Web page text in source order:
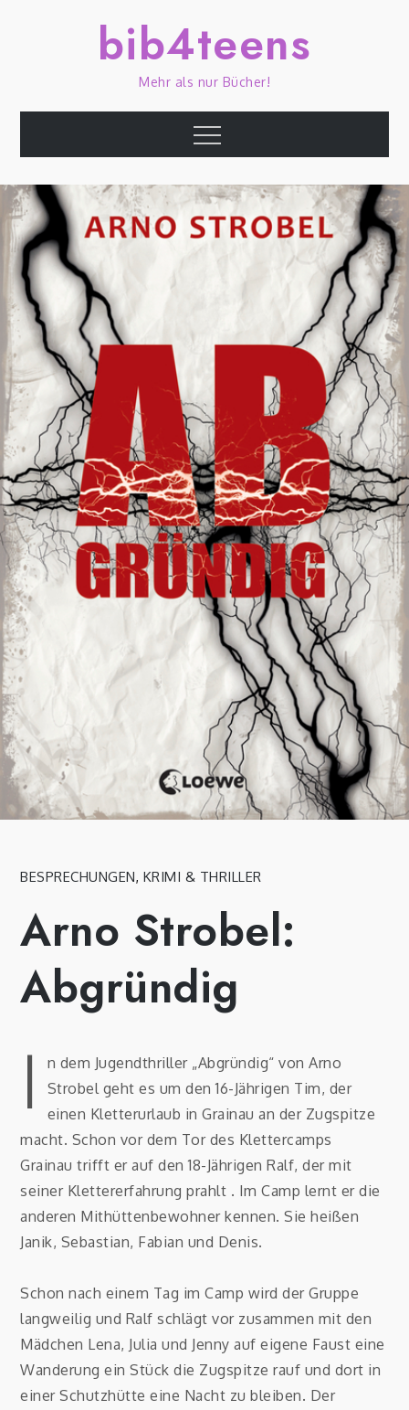
bib4teens
Mehr als nur Bücher!
Menu
BESPRECHUNGEN, KRIMI & THRILLER
Arno Strobel:
Abgründig
I
n dem Jugendthriller „Abgründig“ von Arno
Strobel geht es um den 16-Jährigen Tim, der
einen Kletterurlaub in Grainau an der Zugspitze
macht. Schon vor dem Tor des Klettercamps
Grainau trifft er auf den 18-Jährigen Ralf, der mit
seiner Klettererfahrung prahlt . Im Camp lernt er die
anderen Mithüttenbewohner kennen. Sie heißen
Janik, Sebastian, Fabian und Denis.
Schon nach einem Tag im Camp wird der Gruppe
langweilig und Ralf schlägt vor zusammen mit den
Mädchen Lena, Julia und Jenny auf eigene Faust eine
Wanderung ein Stück die Zugspitze rauf und dort in
einer Schutzhütte eine Nacht zu bleiben. Der